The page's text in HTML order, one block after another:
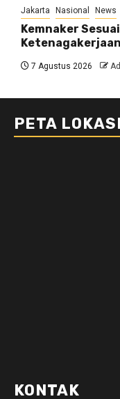
Jakarta Nasional News
Kemnaker
7 Agustus 2026
PETA LOKASI
KONTAK